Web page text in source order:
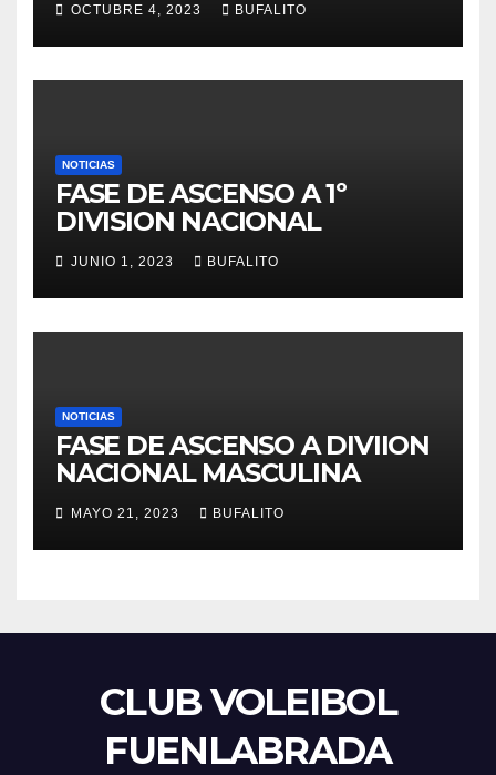
OCTUBRE 4, 2023 BUFALITO
NOTICIAS
FASE DE ASCENSO A 1º
DIVISION NACIONAL
JUNIO 1, 2023 BUFALITO
NOTICIAS
FASE DE ASCENSO A DIVIION
NACIONAL MASCULINA
MAYO 21, 2023 BUFALITO
CLUB VOLEIBOL
FUENLABRADA